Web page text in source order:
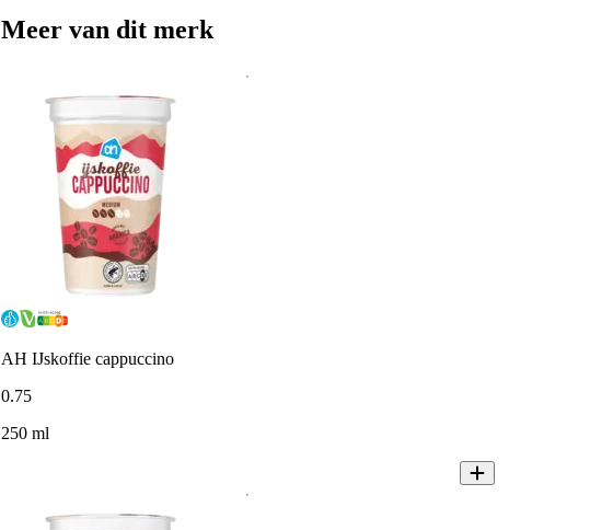
Meer van dit merk
AH IJskoffie cappuccino
0.75
250 ml